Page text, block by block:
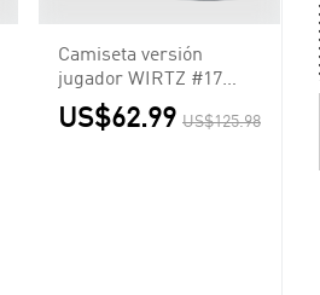
Camiseta versión
jugador WIRTZ #17
Alemania 2026 Segunda
Equipación Copa del
US$62.99 US$125.98